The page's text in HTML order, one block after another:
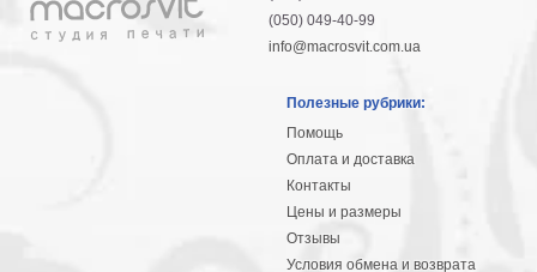
(050) 049-40-99
info@macrosvit.com.ua
Полезные рубрики:
Помощь
Оплата и доставка
Контакты
Цены и размеры
Отзывы
Условия обмена и возврата